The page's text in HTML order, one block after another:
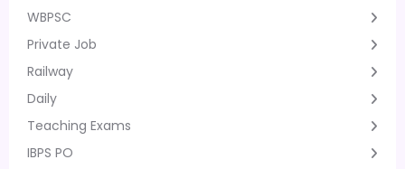
WBPSC
Private Job
Railway
Daily
Teaching Exams
IBPS PO